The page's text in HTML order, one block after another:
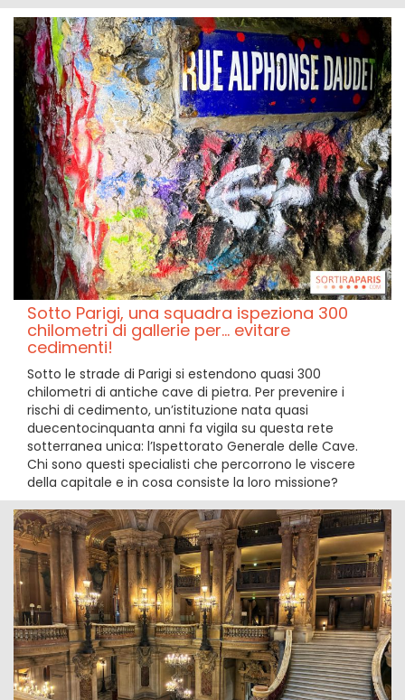
Sotto Parigi, una squadra ispeziona 300
chilometri di gallerie per... evitare
cedimenti!
Sotto le strade di Parigi si estendono quasi 300
chilometri di antiche cave di pietra. Per prevenire i
rischi di cedimento, un’istituzione nata quasi
duecentocinquanta anni fa vigila su questa rete
sotterranea unica: l’Ispettorato Generale delle Cave.
Chi sono questi specialisti che percorrono le viscere
della capitale e in cosa consiste la loro missione?